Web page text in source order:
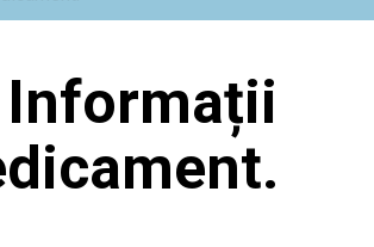
Informații